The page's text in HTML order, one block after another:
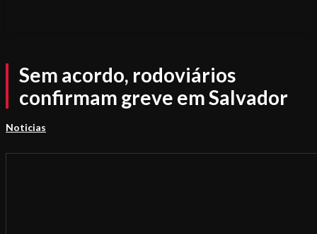
Sem acordo, rodoviários
confirmam greve em Salvador
Noticias